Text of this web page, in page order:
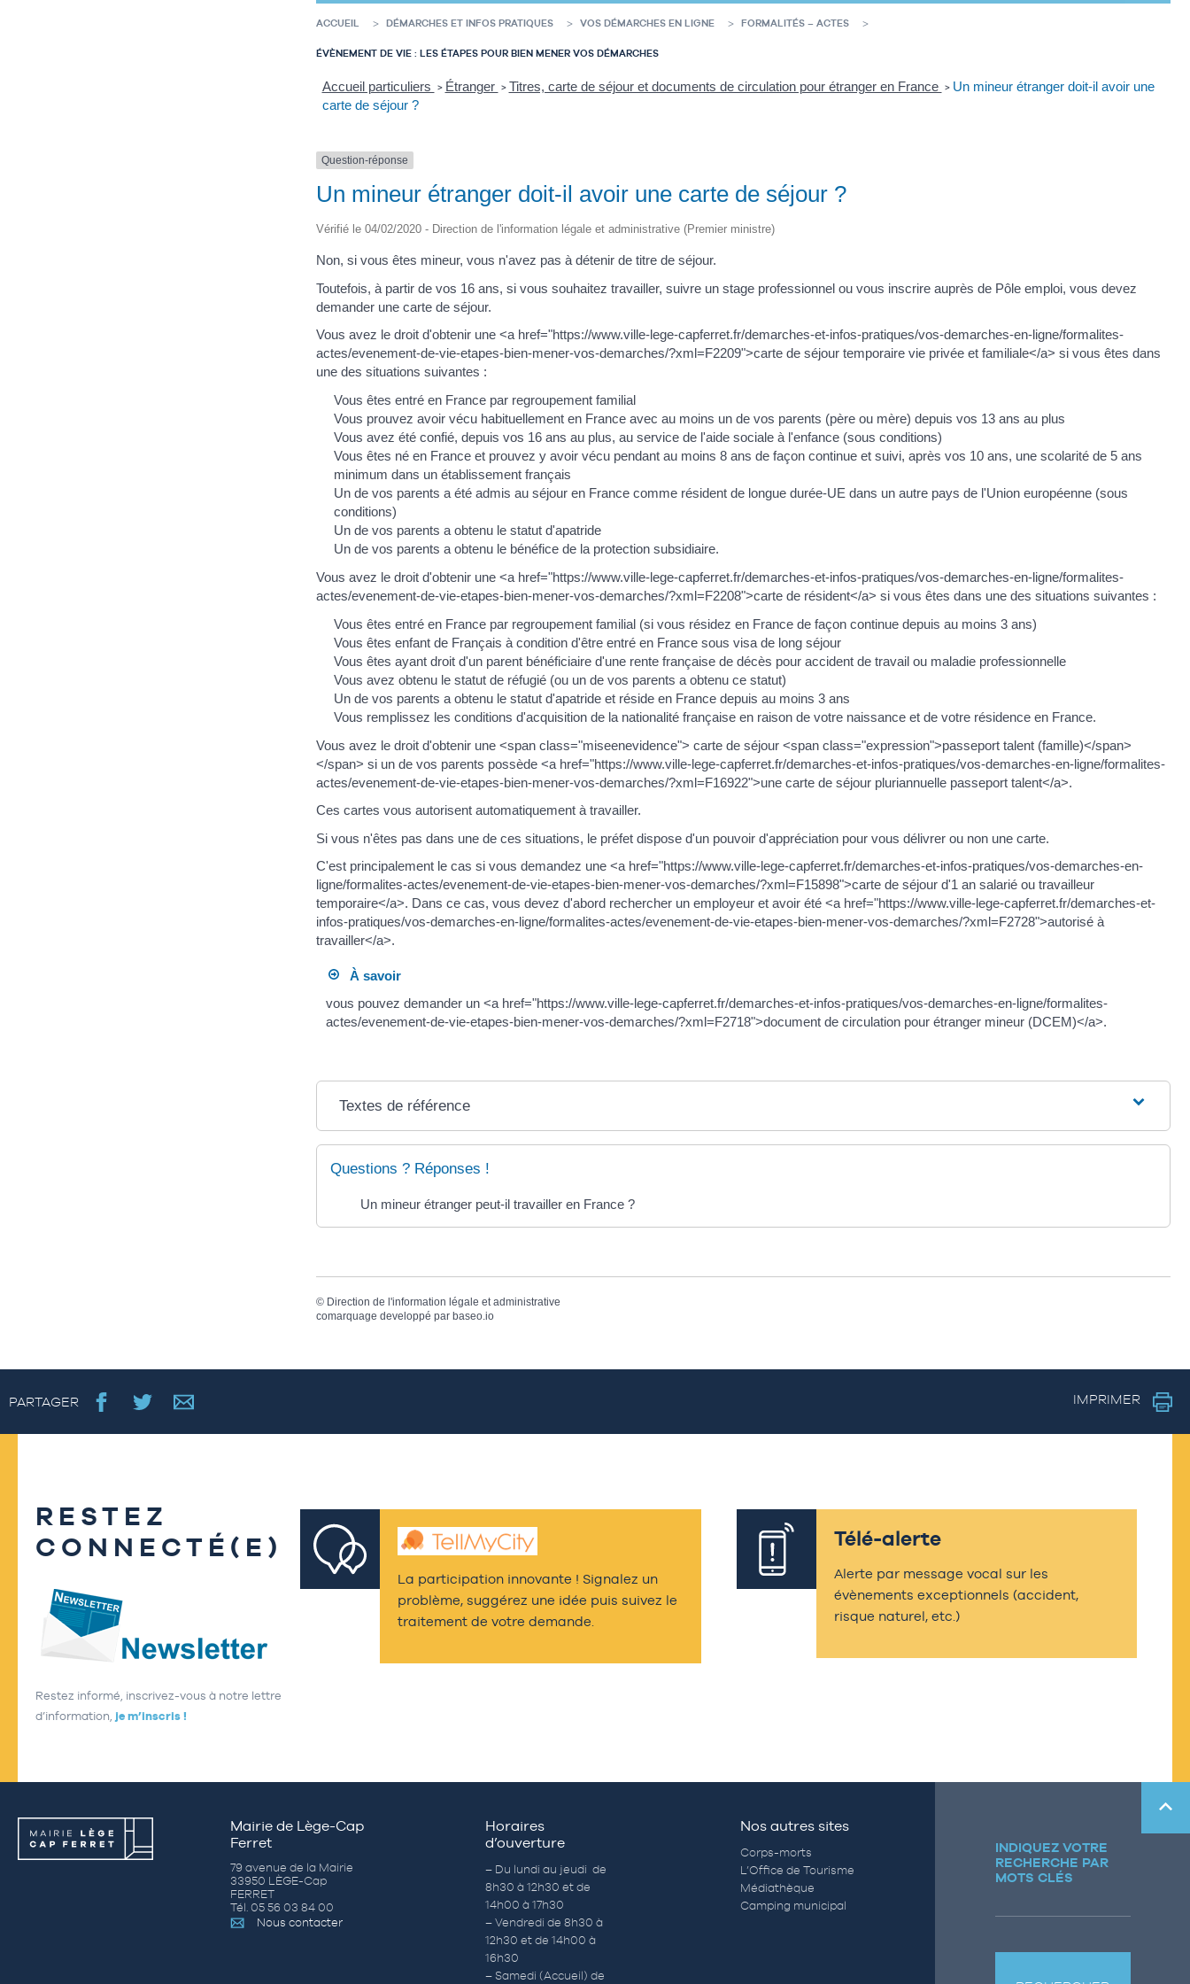
ACCUEIL DÉMARCHES ET INFOS PRATIQUES VOS DÉMARCHES EN LIGNE FORMALITÉS – ACTES
ÉVÈNEMENT DE VIE : LES ÉTAPES POUR BIEN MENER VOS DÉMARCHES
Accueil particuliers > Étranger > Titres, carte de séjour et documents de circulation pour étranger en France > Un mineur étranger doit-il avoir une
carte de séjour ?
Question-réponse
Un mineur étranger doit-il avoir une carte de séjour ?
Vérifié le 04/02/2020 - Direction de l'information légale et administrative (Premier ministre)
Non, si vous êtes mineur, vous n'avez pas à détenir de titre de séjour.
Toutefois, à partir de vos 16 ans, si vous souhaitez travailler, suivre un stage professionnel ou vous inscrire auprès de Pôle emploi, vous devez
demander une carte de séjour.
Vous avez le droit d'obtenir une <a href="https://www.ville-lege-capferret.fr/demarches-et-infos-pratiques/vos-demarches-en-ligne/formalites-
actes/evenement-de-vie-etapes-bien-mener-vos-demarches/?xml=F2209">carte de séjour temporaire vie privée et familiale</a> si vous êtes dans
une des situations suivantes :
Vous êtes entré en France par regroupement familial
Vous prouvez avoir vécu habituellement en France avec au moins un de vos parents (père ou mère) depuis vos 13 ans au plus
Vous avez été confié, depuis vos 16 ans au plus, au service de l'aide sociale à l'enfance (sous conditions)
Vous êtes né en France et prouvez y avoir vécu pendant au moins 8 ans de façon continue et suivi, après vos 10 ans, une scolarité de 5 ans
minimum dans un établissement français
Un de vos parents a été admis au séjour en France comme résident de longue durée-UE dans un autre pays de l'Union européenne (sous
conditions)
Un de vos parents a obtenu le statut d'apatride
Un de vos parents a obtenu le bénéfice de la protection subsidiaire.
Vous avez le droit d'obtenir une <a href="https://www.ville-lege-capferret.fr/demarches-et-infos-pratiques/vos-demarches-en-ligne/formalites-
actes/evenement-de-vie-etapes-bien-mener-vos-demarches/?xml=F2208">carte de résident</a> si vous êtes dans une des situations suivantes :
Vous êtes entré en France par regroupement familial (si vous résidez en France de façon continue depuis au moins 3 ans)
Vous êtes enfant de Français à condition d'être entré en France sous visa de long séjour
Vous êtes ayant droit d'un parent bénéficiaire d'une rente française de décès pour accident de travail ou maladie professionnelle
Vous avez obtenu le statut de réfugié (ou un de vos parents a obtenu ce statut)
Un de vos parents a obtenu le statut d'apatride et réside en France depuis au moins 3 ans
Vous remplissez les conditions d'acquisition de la nationalité française en raison de votre naissance et de votre résidence en France.
Vous avez le droit d'obtenir une <span class="miseenevidence"> carte de séjour <span class="expression">passeport talent (famille)</span>
</span> si un de vos parents possède <a href="https://www.ville-lege-capferret.fr/demarches-et-infos-pratiques/vos-demarches-en-ligne/formalites-
actes/evenement-de-vie-etapes-bien-mener-vos-demarches/?xml=F16922">une carte de séjour pluriannuelle passeport talent</a>.
Ces cartes vous autorisent automatiquement à travailler.
Si vous n'êtes pas dans une de ces situations, le préfet dispose d'un pouvoir d'appréciation pour vous délivrer ou non une carte.
C'est principalement le cas si vous demandez une <a href="https://www.ville-lege-capferret.fr/demarches-et-infos-pratiques/vos-demarches-en-
ligne/formalites-actes/evenement-de-vie-etapes-bien-mener-vos-demarches/?xml=F15898">carte de séjour d'1 an salarié ou travailleur
temporaire</a>. Dans ce cas, vous devez d'abord rechercher un employeur et avoir été <a href="https://www.ville-lege-capferret.fr/demarches-et-
infos-pratiques/vos-demarches-en-ligne/formalites-actes/evenement-de-vie-etapes-bien-mener-vos-demarches/?xml=F2728">autorisé à
travailler</a>.
À savoir
vous pouvez demander un <a href="https://www.ville-lege-capferret.fr/demarches-et-infos-pratiques/vos-demarches-en-ligne/formalites-
actes/evenement-de-vie-etapes-bien-mener-vos-demarches/?xml=F2718">document de circulation pour étranger mineur (DCEM)</a>.
Textes de référence
Questions ? Réponses !
Un mineur étranger peut-il travailler en France ?
© Direction de l'information légale et administrative
comarquage developpé par baseo.io
PARTAGER IMPRIMER
RESTEZ
CONNECTÉ(E)
Restez informé, inscrivez-vous à notre lettre
d’information, je m’inscris !
La participation innovante ! Signalez un
problème, suggérez une idée puis suivez le
traitement de votre demande.
Télé-alerte
Alerte par message vocal sur les
évènements exceptionnels (accident,
risque naturel, etc.)
Mairie de Lège-Cap
Ferret
79 avenue de la Mairie
33950 LÈGE-Cap
FERRET
Tél. 05 56 03 84 00
Nous contacter
Horaires
d’ouverture
– Du lundi au jeudi de
8h30 à 12h30 et de
14h00 à 17h30
– Vendredi de 8h30 à
12h30 et de 14h00 à
16h30
– Samedi (Accueil) de
Nos autres sites
Corps-morts
L’Office de Tourisme
Médiathèque
Camping municipal
INDIQUEZ VOTRE
RECHERCHE PAR
MOTS CLÉS